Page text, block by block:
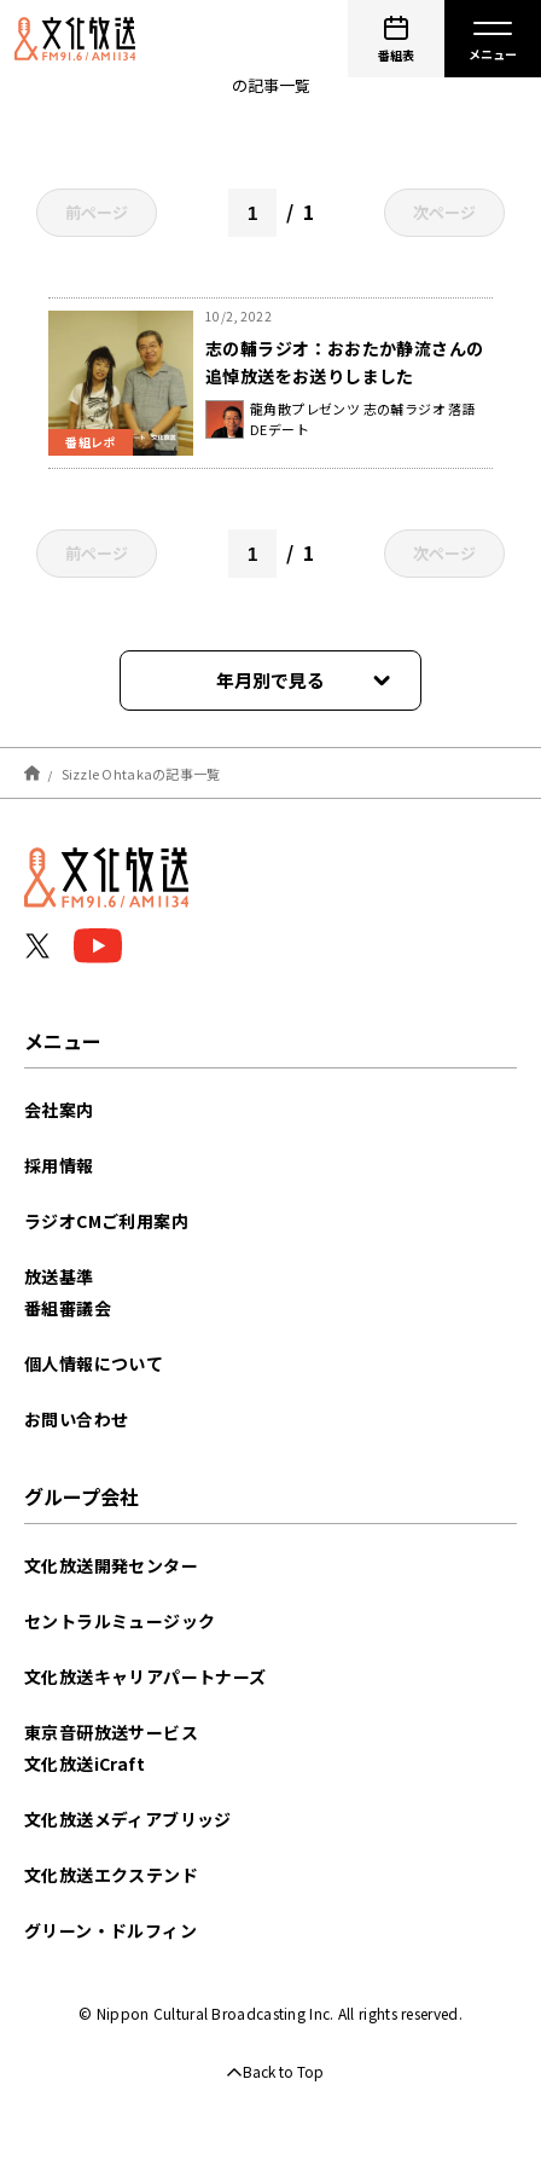
番組表
の記事一覧
前ページ 1 次ページ
番組レポ
10/2, 2022
志の輔ラジオ：おおたか静流さんの
追悼放送をお送りしました
龍角散プレゼンツ 志の輔ラジオ 落語
DEデート
前ページ 1 次ページ
年月別で見る
2022年10月
Sizzle Ohtakaの記事一覧
メニュー
会社案内
採用情報
ラジオCMご利用案内
放送基準
番組審議会
個人情報について
お問い合わせ
グループ会社
文化放送開発センター
セントラルミュージック
文化放送キャリアパートナーズ
東京音研放送サービス
文化放送iCraft
文化放送メディアブリッジ
文化放送エクステンド
グリーン・ドルフィン
© Nippon Cultural Broadcasting Inc. All rights reserved.
Back to Top